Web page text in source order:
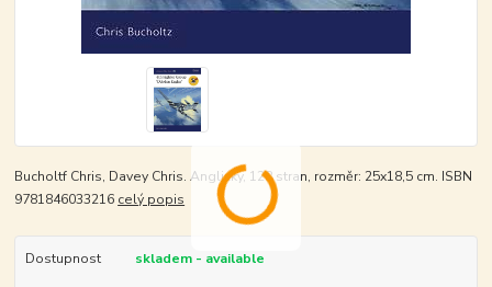
Bucholtf Chris, Davey Chris. Anglicky, 128 stran, rozměr: 25x18,5 cm. ISBN
9781846033216 celý popis
Dostupnost skladem - available